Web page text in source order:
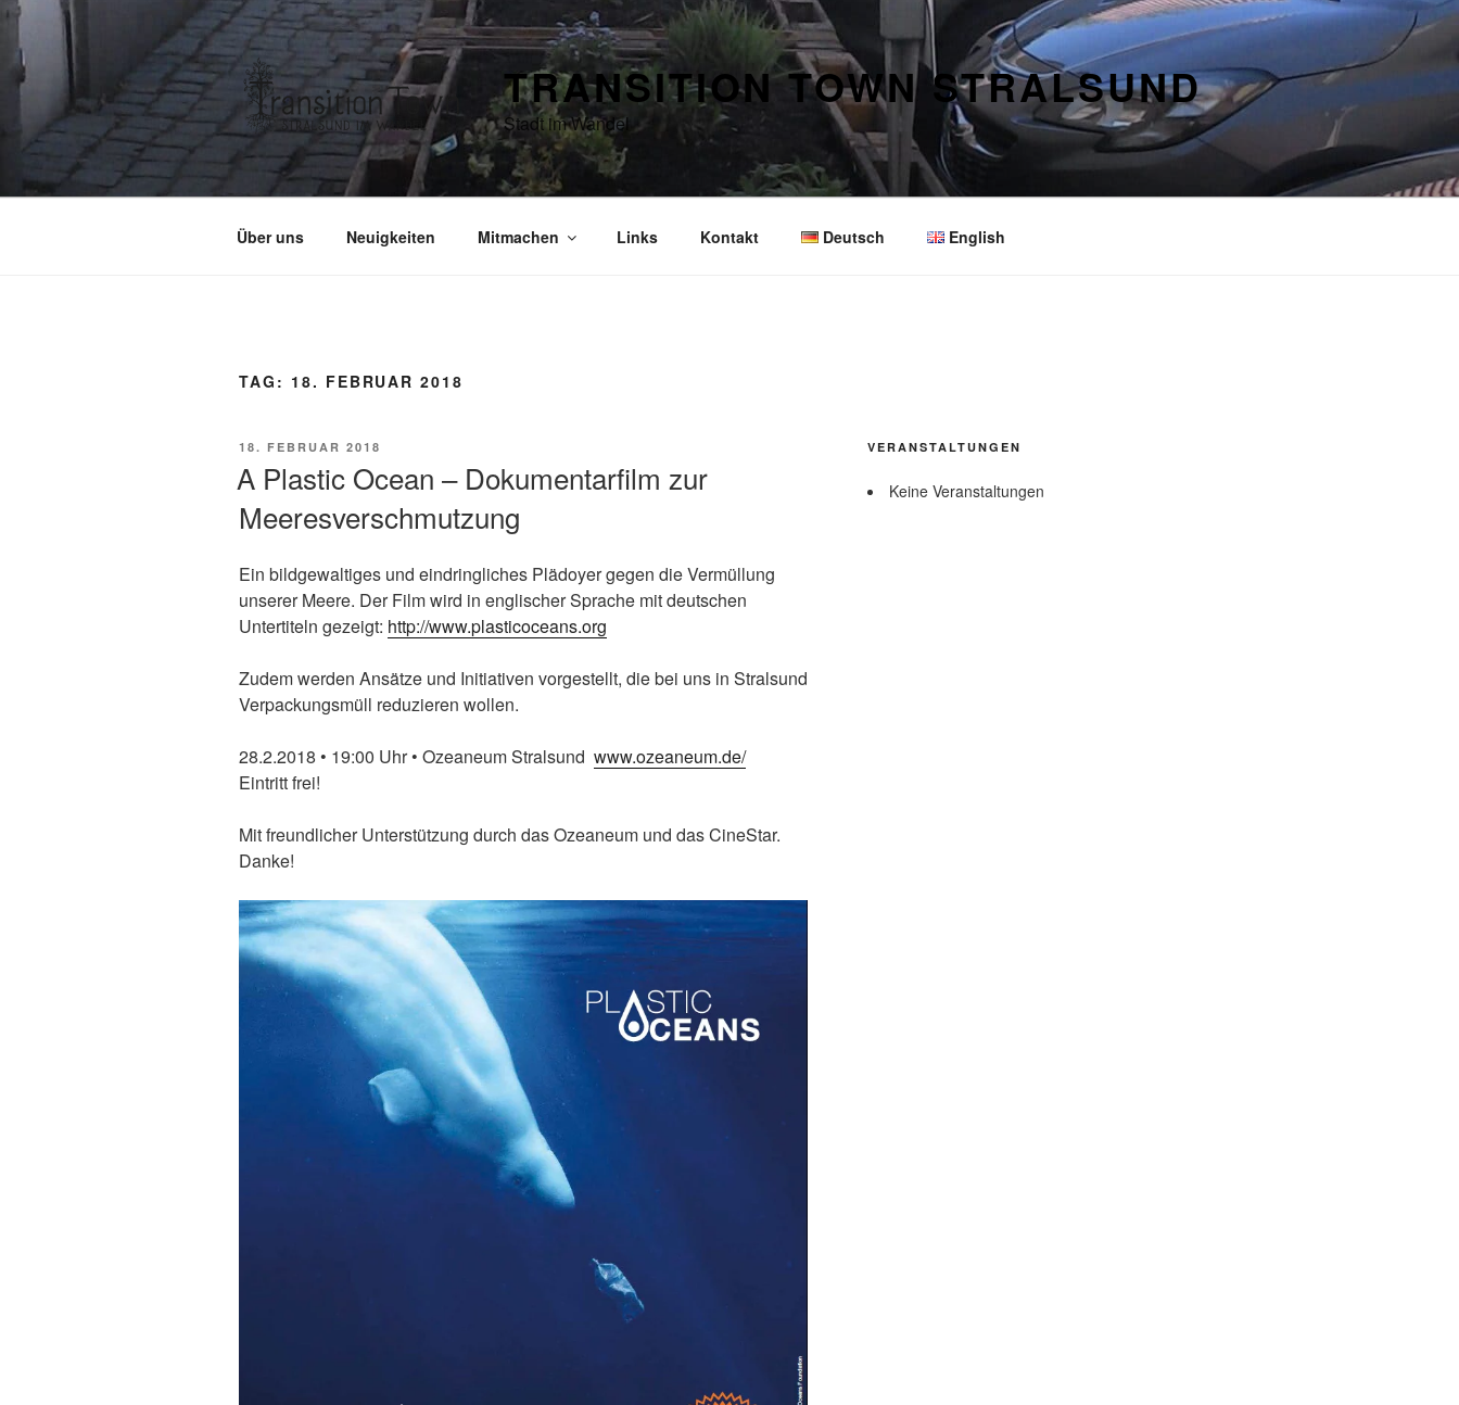
Zum
springen
TRANSITION TOWN STRALSUND
Stadt im Wandel
Über uns Neuigkeiten Mitmachen Links Kontakt Deutsch English
TAG: 18. FEBRUAR 2018
VERÖFFENTLICHT
18. FEBRUAR 2018
A Plastic Ocean – Dokumentarfilm zur
Meeresverschmutzung
Ein bildgewaltiges und eindringliches Plädoyer gegen die Vermüllung
unserer Meere. Der Film wird in englischer Sprache mit deutschen
Untertiteln gezeigt: http://www.plasticoceans.org
Zudem werden Ansätze und Initiativen vorgestellt, die bei uns in Stralsund
Verpackungsmüll reduzieren wollen.
28.2.2018 • 19:00 Uhr • Ozeaneum Stralsund www.ozeaneum.de/
Eintritt frei!
Mit freundlicher Unterstützung durch das Ozeaneum und das CineStar.
Danke!
VERANSTALTUNGEN
Keine Veranstaltungen